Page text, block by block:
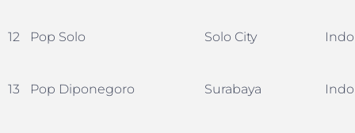
12 Pop Solo Solo City
13 Pop Diponegoro Surabaya